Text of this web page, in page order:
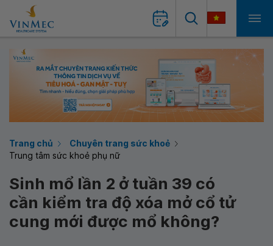
Trang chủ
Chuyên trang sức khoẻ
Trung tâm sức khoẻ phụ nữ
Sinh mổ lần 2 ở tuần 39 có
cần kiểm tra độ xóa mở cổ tử
cung mới được mổ không?